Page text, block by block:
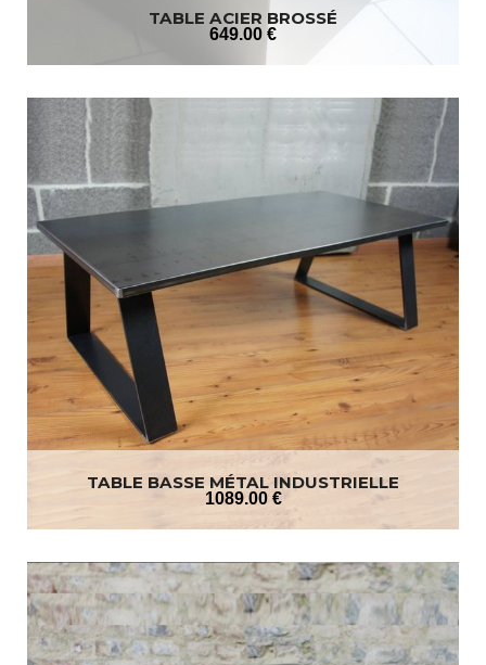
TABLE ACIER BROSSÉ
649.00 €
TABLE BASSE MÉTAL INDUSTRIELLE
1089.00 €